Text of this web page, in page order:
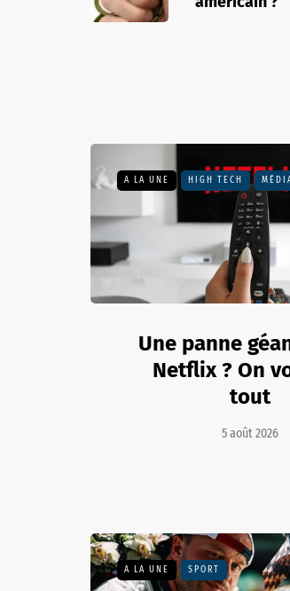
A LA UNE HIGH TECH
Une panne
Netflix ? On
tout
5 août 2026
A LA UNE SPORT